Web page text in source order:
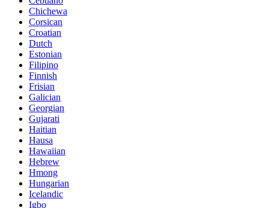
Chichewa
Corsican
Croatian
Dutch
Estonian
Filipino
Finnish
Frisian
Galician
Georgian
Gujarati
Haitian
Hausa
Hawaiian
Hebrew
Hmong
Hungarian
Icelandic
Igbo